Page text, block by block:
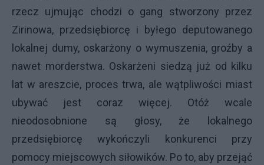
rzecz ujmując chodzi o gang stworzony przez
Zirinowa, przedsiębiorcę i byłego deputowanego
lokalnej dumy, oskarżony o wymuszenia, groźby a
nawet morderstwa. Oskarżeni siedzą już od kilku
lat w areszcie, proces trwa, ale wątpliwości miast
ubywać jest coraz więcej. Otóż wcale
nieodosobnione są głosy, że lokalnego
przedsiębiorcę wykończyli konkurenci przy
pomocy miejscowych siłowików. Po to, aby przejąć